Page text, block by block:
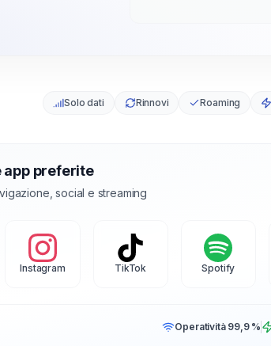
Solo dati Rinnovi Roaming
app preferite
social e streaming
Instagram TikTok Spotify
Operatività 99,9 %